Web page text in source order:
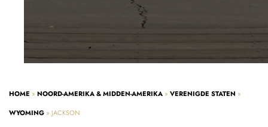
HOME » NOORD-AMERIKA & MIDDEN-AMERIKA » VERENIGDE STATEN »
WYOMING » JACKSON